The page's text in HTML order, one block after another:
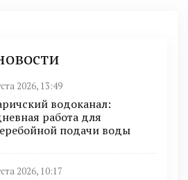
2026, 13:49
водоканал:
работа для
подачи воды
2026, 10:17